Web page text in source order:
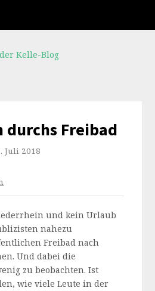
durchs Freibad
Juli 2018
und kein Urlaub
nahezu
Freibad nach
Und dabei die
zu beobachten. Ist
wie viele Leute in der